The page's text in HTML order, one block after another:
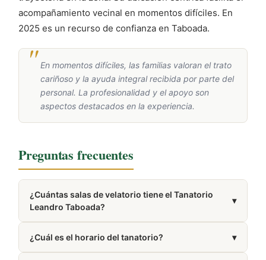
acompañamiento vecinal en momentos difíciles. En
2025 es un recurso de confianza en Taboada.
En momentos difíciles, las familias valoran el trato
cariñoso y la ayuda integral recibida por parte del
personal. La profesionalidad y el apoyo son
aspectos destacados en la experiencia.
Preguntas frecuentes
¿Cuántas salas de velatorio tiene el Tanatorio
Leandro Taboada?
▾
¿Cuál es el horario del tanatorio?
▾